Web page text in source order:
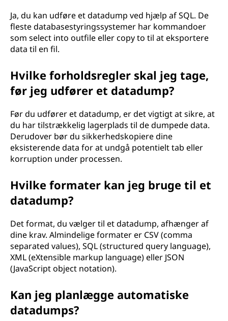
Ja, du kan udføre et datadump ved hjælp af SQL. De
fleste databasestyringssystemer har kommandoer
som select into outfile eller copy to til at eksportere
data til en fil.
Hvilke forholdsregler skal jeg tage,
før jeg udfører et datadump?
Før du udfører et datadump, er det vigtigt at sikre, at
du har tilstrækkelig lagerplads til de dumpede data.
Derudover bør du sikkerhedskopiere dine
eksisterende data for at undgå potentielt tab eller
korruption under processen.
Hvilke formater kan jeg bruge til et
datadump?
Det format, du vælger til et datadump, afhænger af
dine krav. Almindelige formater er CSV (comma
separated values), SQL (structured query language),
XML (eXtensible markup language) eller JSON
(JavaScript object notation).
Kan jeg planlægge automatiske
datadumps?